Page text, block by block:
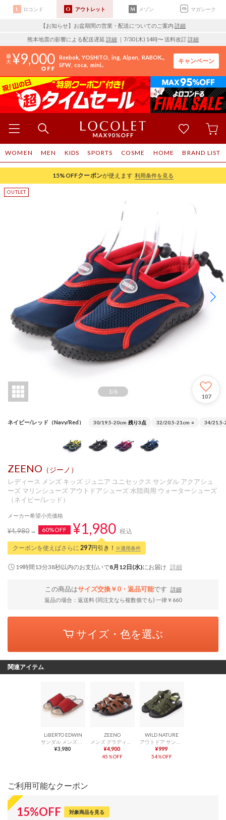
ロコンド アウトレット メゾン マガシーク
【お知らせ】お盆期間の営業・配送についてのご案内 詳細
熊本地震の影響による配送遅延 詳細 ｜7/30 (木) 14時〜 送料改訂詳細
9,000 Reebok YOSHITO ing Alpen
RABOK..
SFW coca mini..
キャンペーン
WOMEN MEN KIDS SPORTS COSME HOME BRAND LIST
15%OFFクーポンが使えます 利用条件を見る
1 /6
107
ネイビー/レッド（Navy/Red） 30/19.5-20cm 残り3点 32/20.5-21cm ○ 34/21.5-
ZEENO （ジーノ）
レディース メンズ キッズ ジュニア ユニセックス サンダル アクアシュ
ーズ マリンシューズ アウトドアシューズ 水陸両用 ウォーターシューズ
（ネイビー/レッド）
メーカー希望小売価格
¥4,980 60%OFF ¥1,980 税込
クーポンを使えばさらに 297円引き！ ※適用条件
19時間13分38秒以内のお支払いで8月12日(水)にお届け 詳細
この商品はサイズ交換￥0・返品可能です
詳細
返品の場合：返送料 (同注文なら複数個でも) 一律￥660
サイズ・色を選ぶ
関連アイテム
LiBERTO EDWIN
¥3,980
ZEENO
¥4,900
45％OFF
WILD NATURE
¥999
54％OFF
ご利用可能なクーポン
15%OFF 対象商品を見る